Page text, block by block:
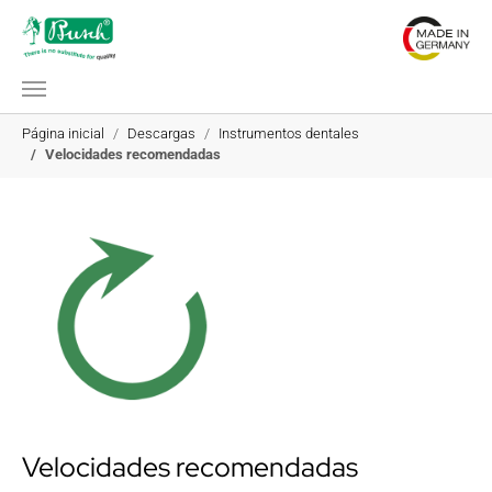
Saltar al contenido principal
Estás aquí:
Página inicial
Descargas
Instrumentos dentales
Velocidades recomendadas
Velocidades recomendadas